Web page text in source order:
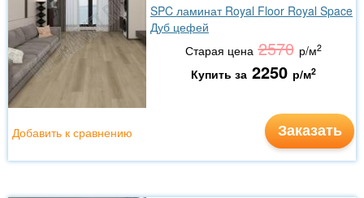
SPC ламинат Royal Floor Royal Space
Дуб цефей
Старая цена 2570 р/м2
Купить за 2250 р/м2
Заказать
Добавить к сравнению